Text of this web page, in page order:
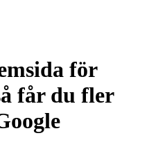
för
får du fler